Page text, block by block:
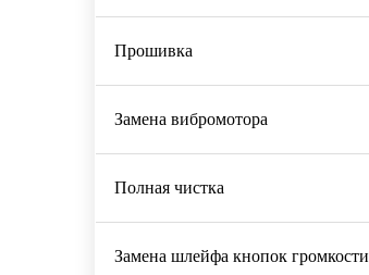
Прошивка
Замена вибромотора
Полная чистка
Замена шлейфа кнопок громкости